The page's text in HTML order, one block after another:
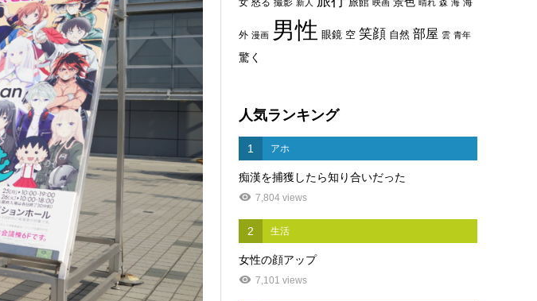
女 怒る 撮影 新人 映画 晴れ 森 海 海
外 漫画 男性 眼鏡 空 笑顔 自然 部屋 雲 青年
驚く
人気ランキング
1 アホ
痴漢を捕獲したら知り合いだった
7,804 views
2 生活
女性の顔アップ
7,101 views